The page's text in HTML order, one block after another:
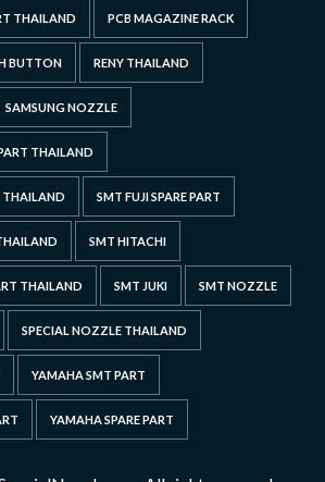
THAILAND PCB MAGAZINE RACK
BUTTON RENY THAILAND
SAMSUNG NOZZLE
THAILAND
THAILAND SMT FUJI SPARE PART
SMT HITACHI
THAILAND SMT JUKI SMT NOZZLE
SPECIAL NOZZLE THAILAND
YAMAHA SMT PART
YAMAHA SPARE PART